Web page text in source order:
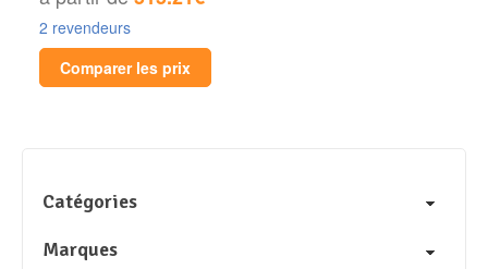
2 revendeurs
Comparer les prix
Catégories
Marques